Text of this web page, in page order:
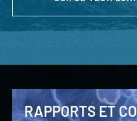
RAPPORTS ET